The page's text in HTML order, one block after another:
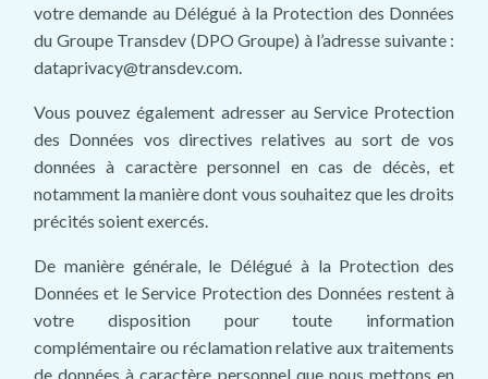
votre demande au Délégué à la Protection des Données
du Groupe Transdev (DPO Groupe) à l’adresse suivante :
dataprivacy@transdev.com.
Vous pouvez également adresser au Service Protection
des Données vos directives relatives au sort de vos
données à caractère personnel en cas de décès, et
notamment la manière dont vous souhaitez que les droits
précités soient exercés.
De manière générale, le Délégué à la Protection des
Données et le Service Protection des Données restent à
votre disposition pour toute information
complémentaire ou réclamation relative aux traitements
de données à caractère personnel que nous mettons en